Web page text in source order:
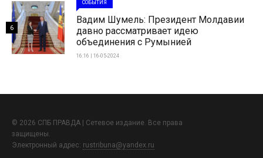
СОБЫТИЯ
Вадим Шумель: Президент Молдавии
давно рассматривает идею
объединения с Румынией
16:16 | 16-05-2024
6
© 2026 СПБ ПРАВДА | Сетевое издание. Все права
защищены.
Электронный адрес: rustribuna@yandex.ru